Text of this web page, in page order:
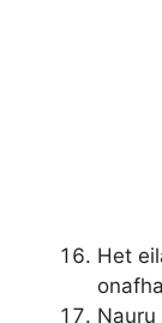
Het
Nauru